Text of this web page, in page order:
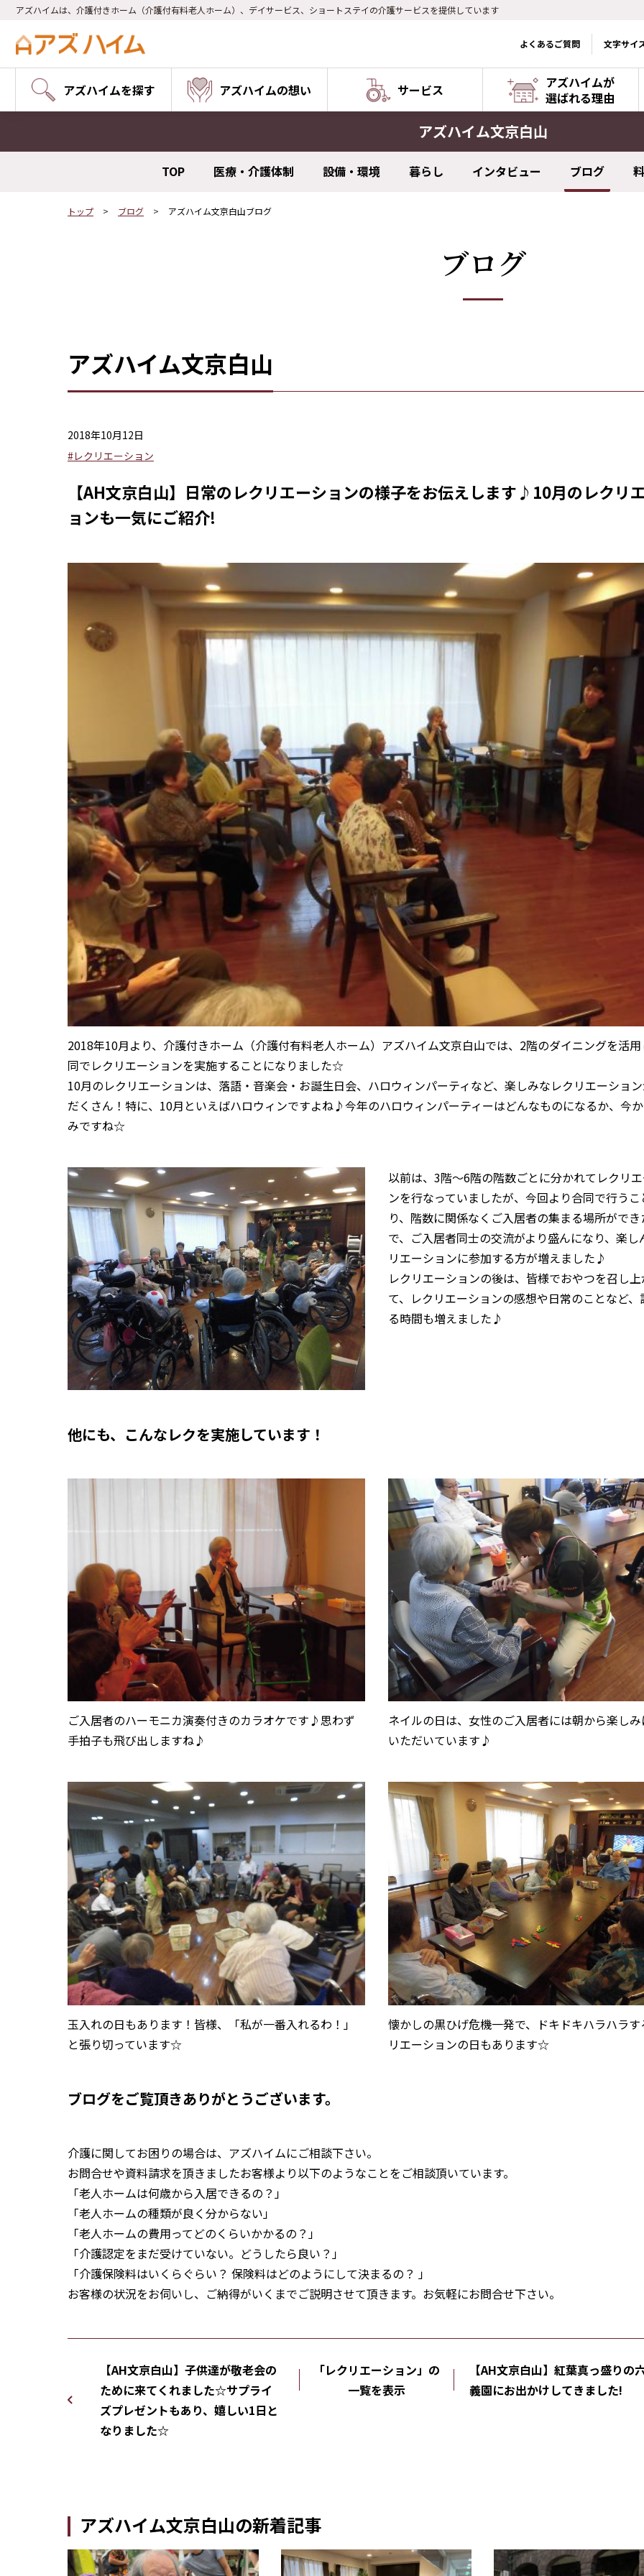
アズハイムは、介護付きホーム（介護付有料老人ホーム）、デイサービス、ショートステイの介護サービスを提供しています
よくあるご質問 文字サイ
アズハイムを探す アズハイムの想い サービス
アズハイムが
選ばれる理由
アズハイム文京白山
TOP 医療・介護体制 設備・環境 暮らし インタビュー ブログ
トップ ブログ アズハイム文京白山ブログ
ブログ
アズハイム文京白山
2018年10月12日
#レクリエーション
【AH文京白山】日常のレクリエーションの様子をお伝えします♪10月のレクリ
ョンも一気にご紹介!
2018年10月より、介護付きホーム（介護付有料老人ホーム）アズハイム文京白山では、2階のダイニングを活
同でレクリエーションを実施することになりました☆
10月のレクリエーションは、落語・音楽会・お誕生日会、ハロウィンパーティなど、楽しみなレクリエーショ
だくさん！特に、10月といえばハロウィンですよね♪今年のハロウィンパーティーはどんなものになるか、今
みですね☆
以前は、3階〜6階の階数ごとに分かれてレクリ
ンを行なっていましたが、今回より合同で行う
り、階数に関係なくご入居者の集まる場所ができ
で、ご入居者同士の交流がより盛んになり、楽し
リエーションに参加する方が増えました♪
レクリエーションの後は、皆様でおやつを召し
て、レクリエーションの感想や日常のことなど、
る時間も増えました♪
他にも、こんなレクを実施しています！
ご入居者のハーモニカ演奏付きのカラオケです♪思わず
手拍子も飛び出しますね♪
ネイルの日は、女性のご入居者には朝から楽し
いただいています♪
玉入れの日もあります！皆様、「私が一番入れるわ！」
と張り切っています☆
懐かしの黒ひげ危機一発で、ドキドキハラハラす
リエーションの日もあります☆
ブログをご覧頂きありがとうございます。
介護に関してお困りの場合は、アズハイムにご相談下さい。
お問合せや資料請求を頂きましたお客様より以下のようなことをご相談頂いています。
「老人ホームは何歳から入居できるの？」
「老人ホームの種類が良く分からない」
「老人ホームの費用ってどのくらいかかるの？」
「介護認定をまだ受けていない。どうしたら良い？」
「介護保険料はいくらぐらい？ 保険料はどのようにして決まるの？ 」
お客様の状況をお伺いし、ご納得がいくまでご説明させて頂きます。お気軽にお問合せ下さい。
【AH文京白山】子供達が敬老会の
ために来てくれました☆サプライ
ズプレゼントもあり、嬉しい1日と
なりました☆
【AH文京白山】紅葉真っ盛りの
義園にお出かけしてきました!
「レクリエーション」の
一覧を表示
アズハイム文京白山の新着記事